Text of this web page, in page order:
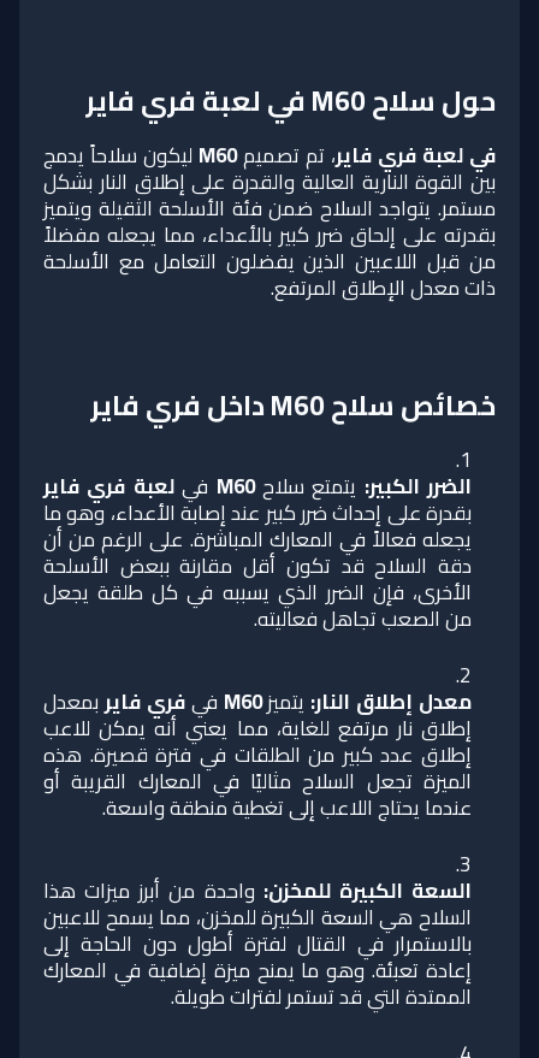
حول سلاح M60 في لعبة فري فاير
في لعبة فري فاير، تم تصميمM60 ليكون سلاحاً يدمج
بين القوة النارية العالية والقدرة على إطلاق النار بشكل
مستمر. يتواجد السلاح ضمن فئة الأسلحة الثقيلة ويتميز
بقدرته على إلحاق ضرر كبير بالأعداء، مما يجعله مفضلاً
من قبل اللاعبين الذين يفضلون التعامل مع الأسلحة
ذات معدل الإطلاق المرتفع.
خصائص سلاح M60 داخل فري فاير
الضرر الكبير: يتمتع سلاحM60 فيلعبة فري فاير
بقدرة على إحداث ضرر كبير عند إصابة الأعداء، وهو ما
يجعله فعالاً في المعارك المباشرة. على الرغم من أن
دقة السلاح قد تكون أقل مقارنة ببعض الأسلحة
الأخرى، فإن الضرر الذي يسببه في كل طلقة يجعل
من الصعب تجاهل فعاليته.
معدل إطلاق النار: يتميزM60 فيفري فايربمعدل
إطلاق نار مرتفع للغاية، مما يعني أنه يمكن للاعب
إطلاق عدد كبير من الطلقات في فترة قصيرة. هذه
الميزة تجعل السلاح مثاليًا في المعارك القريبة أو
عندما يحتاج اللاعب إلى تغطية منطقة واسعة.
السعة الكبيرة للمخزن: واحدة من أبرز ميزات هذا
السلاح هي السعة الكبيرة للمخزن، مما يسمح للاعبين
بالاستمرار في القتال لفترة أطول دون الحاجة إلى
إعادة تعبئة. وهو ما يمنح ميزة إضافية في المعارك
الممتدة التي قد تستمر لفترات طويلة.